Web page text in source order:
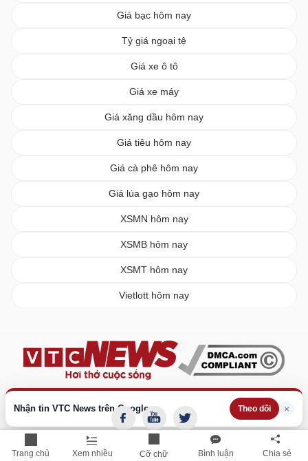
Trang chủ Xem nhiều Cỡ chữ Bình luận Chia sẻ
Nhận tin VTC News trên Google Theo dõi ×
Giá bạc hôm nay
Tỷ giá ngoại tệ
Giá xe ô tô
Giá xe máy
Giá xăng dầu hôm nay
Giá tiêu hôm nay
Giá cà phê hôm nay
Giá lúa gạo hôm nay
XSMN hôm nay
XSMB hôm nay
XSMT hôm nay
Vietlott hôm nay